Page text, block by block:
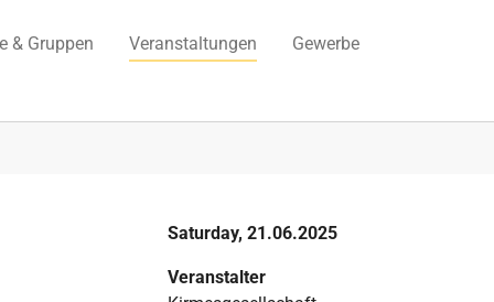
& Gruppen Veranstaltungen Gewerbe
Saturday, 21.06.2025
Veranstalter